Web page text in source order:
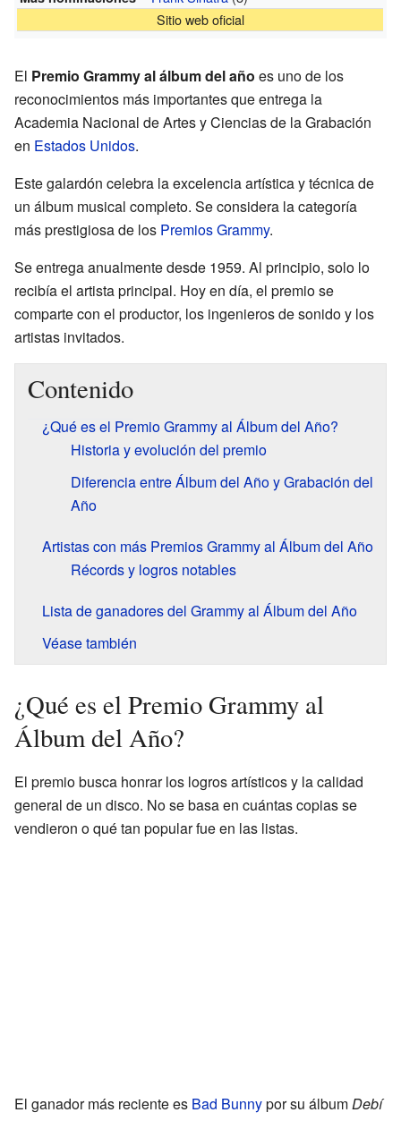
Sitio web oficial
El Premio Grammy al álbum del año es uno de los
reconocimientos más importantes que entrega la
Academia Nacional de Artes y Ciencias de la Grabación
en Estados Unidos.
Este galardón celebra la excelencia artística y técnica de
un álbum musical completo. Se considera la categoría
más prestigiosa de los Premios Grammy.
Se entrega anualmente desde 1959. Al principio, solo lo
recibía el artista principal. Hoy en día, el premio se
comparte con el productor, los ingenieros de sonido y los
artistas invitados.
Contenido
¿Qué es el Premio Grammy al Álbum del Año?
Historia y evolución del premio
Diferencia entre Álbum del Año y Grabación del
Año
Artistas con más Premios Grammy al Álbum del Año
Récords y logros notables
Lista de ganadores del Grammy al Álbum del Año
Véase también
¿Qué es el Premio Grammy al
Álbum del Año?
El premio busca honrar los logros artísticos y la calidad
general de un disco. No se basa en cuántas copias se
vendieron o qué tan popular fue en las listas.
El ganador más reciente es Bad Bunnypor su álbumDebí